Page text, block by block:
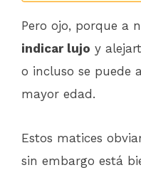
Pero ojo, porque a
indicar lujo y
o incluso se puede
mayor edad.
Estos matices
sin embargo está